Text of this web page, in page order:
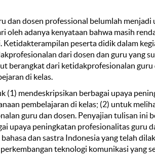
dan dosen professional belumlah
oleh adanya kenyataan bahwa masih
Ketidakterampilan peserta didik dalam
dari dosen dan guru yang
berangkat dari ketidakprofesionalan guru
di kelas.
(1) mendeskripsikan berbagai upaya
pembelajaran di kelas; (2) untuk
guru dan dosen. Penyajian tulisan ini
upaya peningkatan profesionalitas guru
dan sastra Indonesia yang telah
teknologi komunikasi yang